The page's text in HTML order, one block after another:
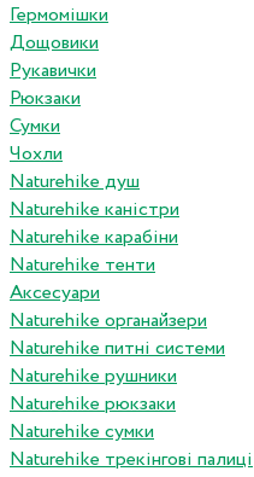
Гермомішки
Дощовики
Рукавички
Рюкзаки
Сумки
Чохли
Naturehike душ
Naturehike каністри
Naturehike карабіни
Naturehike тенти
Аксесуари
Naturehike органайзери
Naturehike питні системи
Naturehike рушники
Naturehike рюкзаки
Naturehike сумки
Naturehike трекінгові палиці